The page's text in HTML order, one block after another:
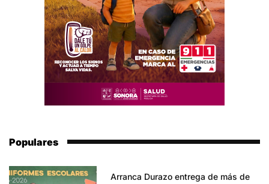
Populares
Arranca Durazo entrega de más de